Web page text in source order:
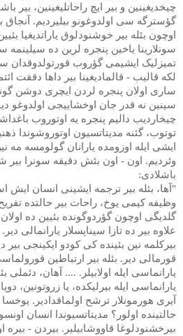
چیخدیغینین و بیر ایچ راحاتلیغینین، بیر
گؤسترگه سی اولدوغونو بیلیردیم. آنجاق
اوچون بئله بیر خوشنودلوق یاراتدیغیا
سونلارینا یاخین پنجره لرین ده
تمیزلیک ایشیمی گؤروب قورتولدوقدان
لکه قالیب - قالمادیغینا بیر داها دققت
ساری اولان پنجره لردن ایچری دوشن
سینین نه قدر جان اوخشاییجی اولدوغو
چیخاردیب دالیم پنجره یه اوتوروب
توتوب، گئنه مدیتاتسیون اوتوروشوندا
ایشی ایله اوزومده یارانان گولومسه مه
وئردیم. اون - اون بئش دقیقه سونرا بیر
باشلادی:
"آها، بئله بیر ترجمه ایشینی انسان ایش
وظیفه کیمی یوخ، راحات بیر حالتده
گلدیگی اوچون گؤردوگونده بئیین ده اولان
علاوه بیر ده تازا سیناپسلار یارانمالی
بیرکلمه نین بئینده کی کودو ایکینجی بیر
قورمالی دیر. بئله بیر ارتباطین
یارانماسی ایله اولابیلر. .... آهان، دئملی
یارانماسی ایله بیرلیکده، یا زروتونین،
آیری هورمونلار ترشح اولماقدادیر.
حالتینده اولور؟ مدیتاتسیوندا انسان
بیرخشنودلوغا قاووشابیلیر. بیردن - بیره